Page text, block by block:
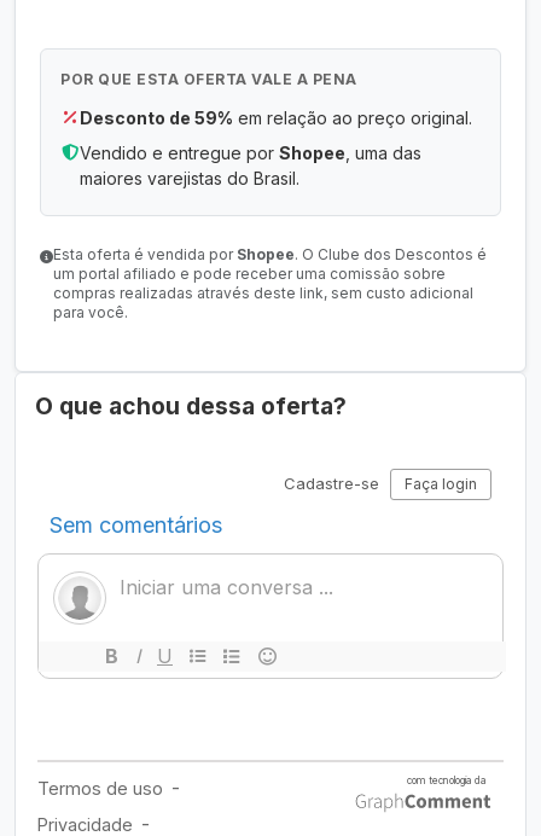
POR QUE ESTA OFERTA VALE A PENA
Desconto de 59% em relação ao preço original.
Vendido e entregue por Shopee , uma das
maiores varejistas do Brasil.
Esta oferta é vendida por Shopee. O Clube dos Descontos é
um portal afiliado e pode receber uma comissão sobre
compras realizadas através deste link, sem custo adicional
para você.
O que achou dessa oferta?